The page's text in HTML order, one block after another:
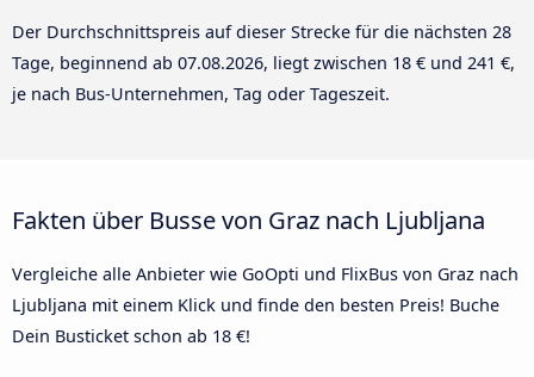
Der Durchschnittspreis auf dieser Strecke für die nächsten 28
Tage, beginnend ab 07.08.2026, liegt zwischen 18 € und 241 €,
je nach Bus-Unternehmen, Tag oder Tageszeit.
Fakten über Busse von Graz nach Ljubljana
Vergleiche alle Anbieter wie GoOpti und FlixBus von Graz nach
Ljubljana mit einem Klick und finde den besten Preis! Buche
Dein Busticket schon ab 18 €!